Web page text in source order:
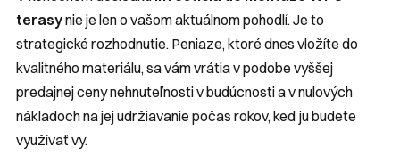
terasynie je len o vašom aktuálnom pohodlí. Je to
strategické rozhodnutie. Peniaze, ktoré dnes vložíte do
kvalitného materiálu, sa vám vrátia v podobe vyššej
predajnej ceny nehnuteľnosti v budúcnosti a v nulových
nákladoch na jej udržiavanie počas rokov, keď ju budete
využívať vy.